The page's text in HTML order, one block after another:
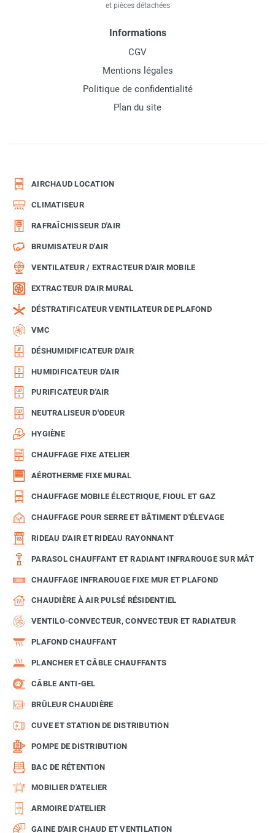
et pièces détachées
Informations
CGV
Mentions légales
Politique de confidentialité
Plan du site
AIRCHAUD LOCATION
CLIMATISEUR
RAFRAÎCHISSEUR D'AIR
BRUMISATEUR D'AIR
VENTILATEUR / EXTRACTEUR D'AIR MOBILE
EXTRACTEUR D'AIR MURAL
DÉSTRATIFICATEUR VENTILATEUR DE PLAFOND
VMC
DÉSHUMIDIFICATEUR D'AIR
HUMIDIFICATEUR D'AIR
PURIFICATEUR D'AIR
NEUTRALISEUR D'ODEUR
HYGIÈNE
CHAUFFAGE FIXE ATELIER
AÉROTHERME FIXE MURAL
CHAUFFAGE MOBILE ÉLECTRIQUE, FIOUL ET GAZ
CHAUFFAGE POUR SERRE ET BÂTIMENT D'ÉLEVAGE
RIDEAU D'AIR ET RIDEAU RAYONNANT
PARASOL CHAUFFANT ET RADIANT INFRAROUGE SUR MÂT
CHAUFFAGE INFRAROUGE FIXE MUR ET PLAFOND
CHAUDIÈRE À AIR PULSÉ RÉSIDENTIEL
VENTILO-CONVECTEUR, CONVECTEUR ET RADIATEUR
PLAFOND CHAUFFANT
PLANCHER ET CÂBLE CHAUFFANTS
CÂBLE ANTI-GEL
BRÛLEUR CHAUDIÈRE
CUVE ET STATION DE DISTRIBUTION
POMPE DE DISTRIBUTION
BAC DE RÉTENTION
MOBILIER D'ATELIER
ARMOIRE D'ATELIER
GAINE D'AIR CHAUD ET VENTILATION